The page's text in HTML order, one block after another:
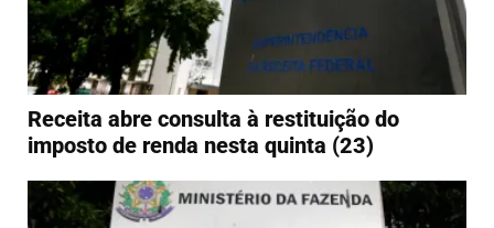
Receita abre consulta à restituição do
imposto de renda nesta quinta (23)